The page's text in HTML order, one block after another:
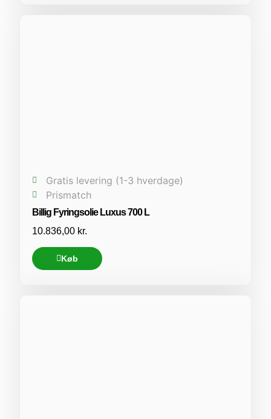
Gratis levering (1-3 hverdage)
Prismatch
Billig Fyringsolie Luxus 700 L
10.836,00 kr.
Køb